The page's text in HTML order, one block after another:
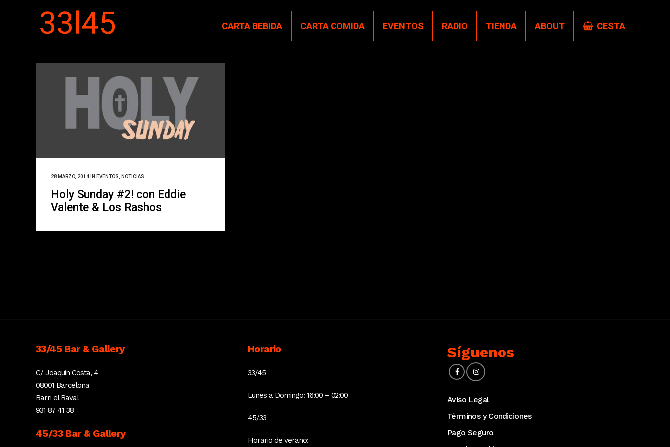
CARTA BEBIDA CARTA COMIDA EVENTOS RADIO TIENDA ABOUT CESTA
28 MARZO, 2014 IN EVENTOS NOTICIAS
Holy Sunday #2! con Eddie
Valente & Los Rashos
33/45 Bar & Gallery
C/ Joaquin Costa, 4
08001 Barcelona
Barri el Raval
931 87 41 38
45/33 Bar & Gallery
Horario
33/45
Lunes a Domingo: 16:00 – 02:00
45/33
Horario de verano:
Síguenos
Aviso Legal
Términos y Condiciones
Pago Seguro